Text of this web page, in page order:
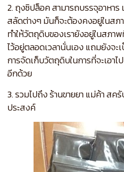
2. ถุงซิปล็อค สามารถบรรจุอาหา
สลัดต่างๆ มันก็จะต้องคงอยู่ในสภ
ทำให้วัตถุดิบของเรายังอยู่ในสภ
ไว้อยู่ตลอดเวลานั่นเอง แถมยังจะ
การจัดเก็บวัตถุดิบในการที่จะเอาไ
อีกด้วย
3. รวมไปถึง ร้านขายยา แม่ค้า สค
ประสงค์